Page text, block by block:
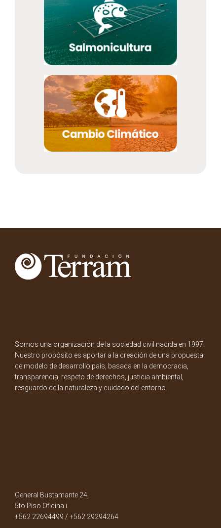
Somos una organización de la sociedad civil nacida en 1997.
Nuestro propósito es aportar a la creación de una propuesta
de modelo de desarrollo país, basada en la democracia,
transparencia, respeto de derechos, justicia ambiental,
resguardo de la naturaleza y cuidado del entorno.
General Bustamante 24,
5to Piso Oficina i.
+562 22694499 / +562 29294264